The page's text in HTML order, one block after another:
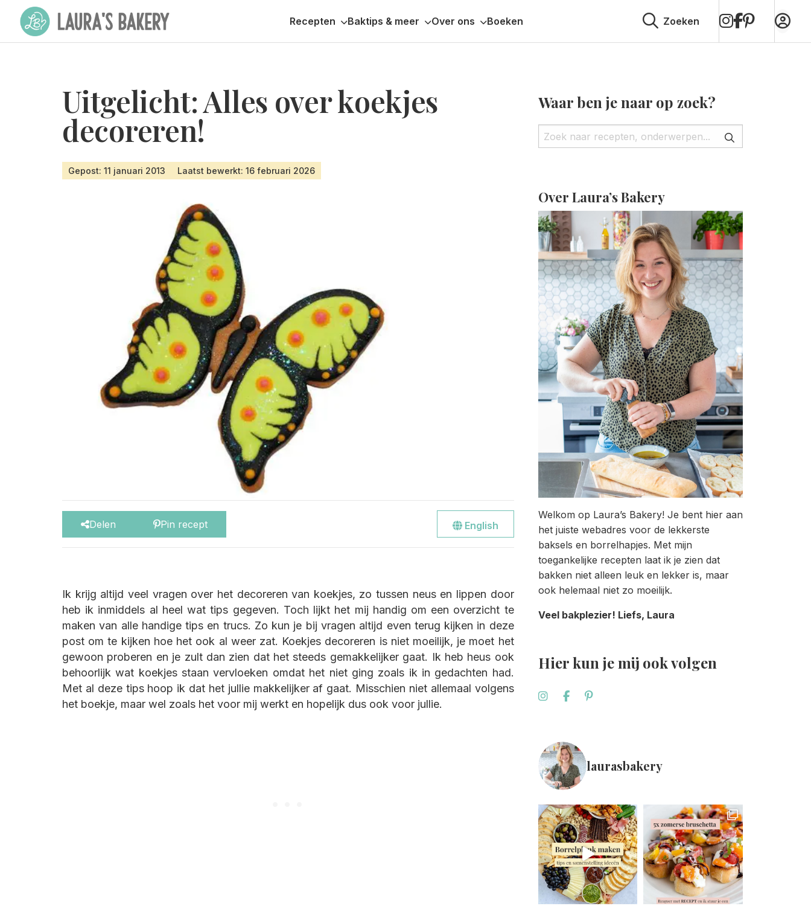
Recepten Baktips & meer Over ons Boeken Zoeken
op
Instagram
op
Facebook
op
Pinterest
Uitgelicht: Alles over koekjes
decoreren!
Gepost: 11 januari 2013 Laatst bewerkt: 16 februari 2026
Delen Pin recept EnglishGo
site
Ik krijg altijd veel vragen over het decoreren van koekjes, zo tussen neus en lippen door
heb ik inmiddels al heel wat tips gegeven. Toch lijkt het mij handig om een overzicht te
maken van alle handige tips en trucs. Zo kun je bij vragen altijd even terug kijken in deze
post om te kijken hoe het ook al weer zat. Koekjes decoreren is niet moeilijk, je moet het
gewoon proberen en je zult dan zien dat het steeds gemakkelijker gaat. Ik heb heus ook
behoorlijk wat koekjes staan vervloeken omdat het niet ging zoals ik in gedachten had.
Met al deze tips hoop ik dat het jullie makkelijker af gaat. Misschien niet allemaal volgens
het boekje, maar wel zoals het voor mij werkt en hopelijk dus ook voor jullie.
Waar ben je naar op zoek?
Over Laura’s Bakery
Welkom op Laura’s Bakery! Je bent hier aan
het juiste webadres voor de lekkerste
baksels en borrelhapjes. Met mijn
toegankelijke recepten laat ik je zien dat
bakken niet alleen leuk en lekker is, maar
ook helemaal niet zo moeilijk.
Veel bakplezier! Liefs, Laura
Hier kun je mij ook volgen
laurasbakery